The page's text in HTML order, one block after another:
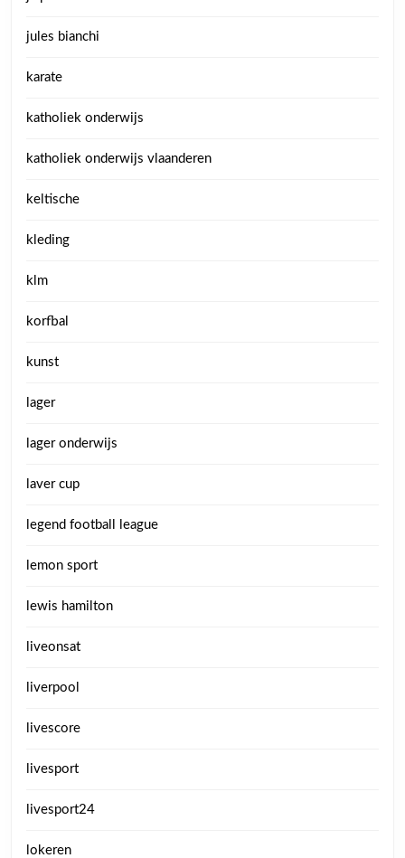
jules bianchi
karate
katholiek onderwijs
katholiek onderwijs vlaanderen
keltische
kleding
klm
korfbal
kunst
lager
lager onderwijs
laver cup
legend football league
lemon sport
lewis hamilton
liveonsat
liverpool
livescore
livesport
livesport24
lokeren